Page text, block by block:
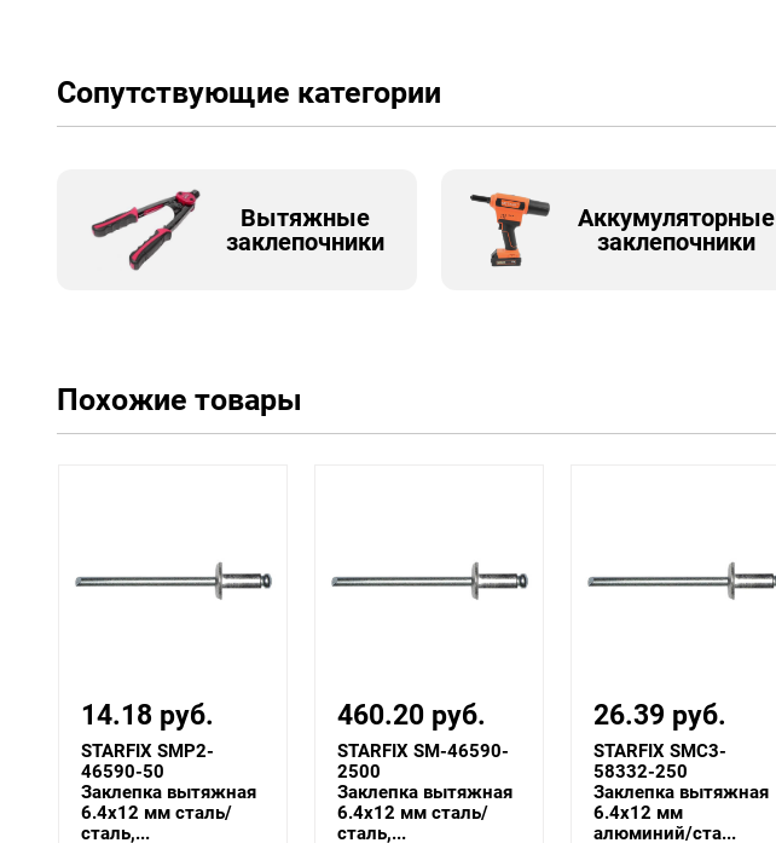
Сопутствующие категории
Вытяжные
заклепочники
Аккумуляторные
заклепочники
Похожие товары
460.20 руб.
STARFIX SM-46590-
2500
Заклепка вытяжная
6.4х12 мм сталь/
сталь,...
26.39 руб.
STARFIX SMC3-
58332-250
Заклепка вытяжная
6.4х12 мм
алюминий/ста...
455.80 руб.
STARFIX SM-30586-
5000
Заклепка вытяжная
4.8х8 мм сталь/
сталь, ...